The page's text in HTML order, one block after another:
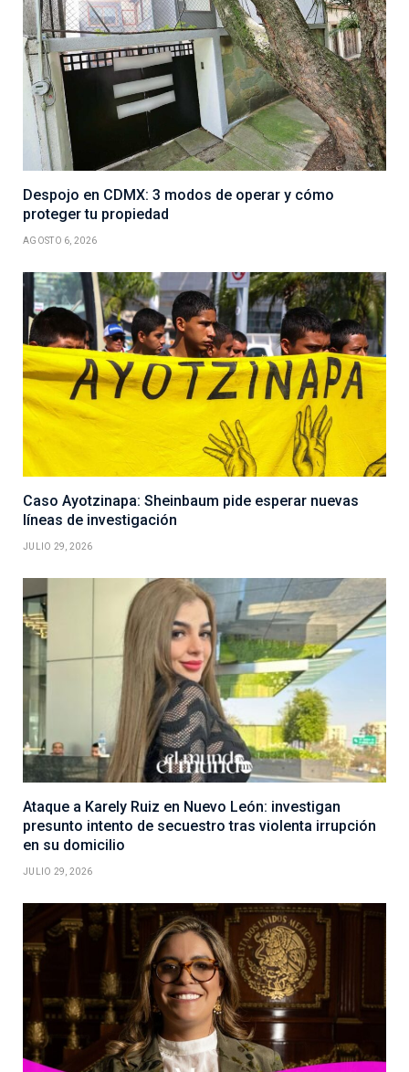
Despojo en CDMX: 3 modos de operar y cómo
proteger tu propiedad
AGOSTO 6, 2026
Caso Ayotzinapa: Sheinbaum pide esperar nuevas
líneas de investigación
JULIO 29, 2026
Ataque a Karely Ruiz en Nuevo León: investigan
presunto intento de secuestro tras violenta irrupción
en su domicilio
JULIO 29, 2026